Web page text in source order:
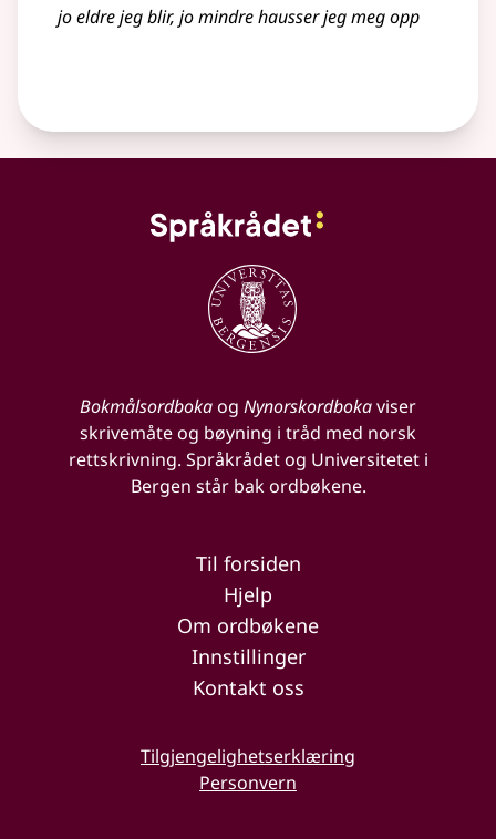
jo eldre jeg blir, jo mindre hausser jeg meg opp
Bokmålsordbokaog Nynorskordbokaviser
skrivemåte og bøyning i tråd med norsk
rettskrivning. Språkrådet og Universitetet i
Bergen står bak ordbøkene.
Til forsiden
Hjelp
Om ordbøkene
Innstillinger
Kontakt oss
Tilgjengelighetserklæring
Personvern